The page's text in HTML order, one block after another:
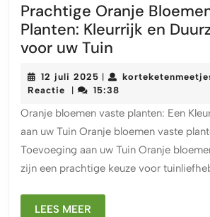
Prachtige Oranje
Planten: Kleurrijk en
voor uw Tuin
Bloemen
Planten:
Kleurrijk
en
Duurzaam
12 juli 2025 12
juli
Reactie
15:38
Oranje bloemen vaste planten: Een
aan uw Tuin Oranje bloemen vaste
Toevoeging aan uw Tuin Oranje
zijn een prachtige keuze voor
LEES MEER